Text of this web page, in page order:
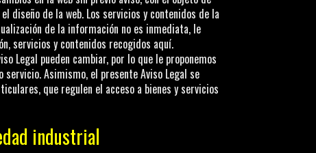
diseño de la web. Los servicios y contenidos de la
de la información no es inmediata, le
servicios y contenidos recogidos aquí.
Legal pueden cambiar, por lo que le proponemos
Asimismo, el presente Aviso Legal se
que regulen el acceso a bienes y servicios
industrial